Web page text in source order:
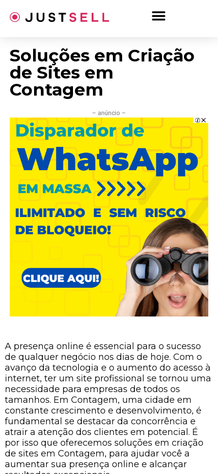
para
Soluções em Criação
de Sites em
Contagem
– anúncio –
A presença online é essencial para o sucesso
de qualquer negócio nos dias de hoje. Com o
avanço da tecnologia e o aumento do acesso à
internet, ter um site profissional se tornou uma
necessidade para empresas de todos os
tamanhos. Em Contagem, uma cidade em
constante crescimento e desenvolvimento, é
fundamental se destacar da concorrência e
atrair a atenção dos clientes em potencial. É
por isso que oferecemos soluções em criação
de sites em Contagem, para ajudar você a
aumentar sua presença online e alcançar